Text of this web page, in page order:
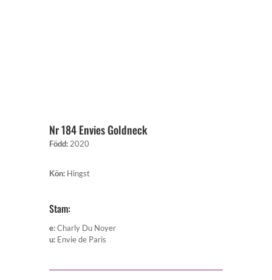
Nr 184 Envies Goldneck
Född: 2020
Kön: Hingst
Stam:
e:Charly Du Noyer
u: Envie de Paris